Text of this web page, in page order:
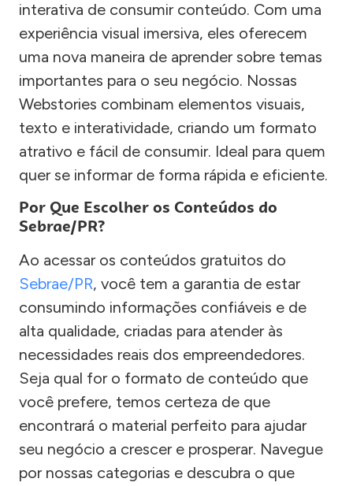
interativa de consumir conteúdo. Com uma
experiência visual imersiva, eles oferecem
uma nova maneira de aprender sobre temas
importantes para o seu negócio. Nossas
Webstories combinam elementos visuais,
texto e interatividade, criando um formato
atrativo e fácil de consumir. Ideal para quem
quer se informar de forma rápida e eficiente.
Por Que Escolher os Conteúdos do
Sebrae/PR?
Ao acessar os conteúdos gratuitos do
Sebrae/PR, você tem a garantia de estar
consumindo informações confiáveis e de
alta qualidade, criadas para atender às
necessidades reais dos empreendedores.
Seja qual for o formato de conteúdo que
você prefere, temos certeza de que
encontrará o material perfeito para ajudar
seu negócio a crescer e prosperar. Navegue
por nossas categorias e descubra o que